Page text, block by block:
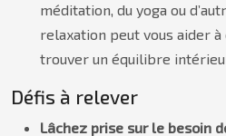
méditation, du yoga ou
relaxation peut vous aider
trouver un équilibre
Défis à relever
Lâchez prise sur le besoin